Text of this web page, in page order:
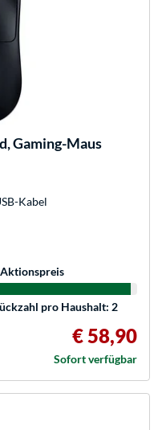
Gaming-Maus
Kabel
pro Haushalt: 2
€ 58,90
Sofort verfügbar